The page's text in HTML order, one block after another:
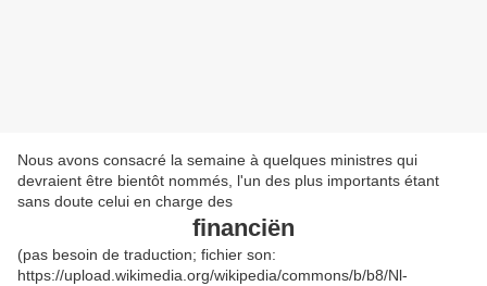
Nous avons consacré la semaine à quelques ministres qui
devraient être bientôt nommés, l'un des plus importants étant
sans doute celui en charge des
financiën
(pas besoin de traduction; fichier son:
https://upload.wikimedia.org/wikipedia/commons/b/b8/Nl-